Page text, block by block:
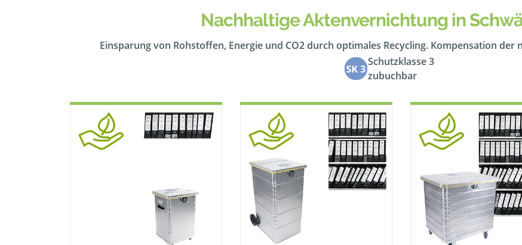
Nachhaltige Aktenvernichtung in
Einsparung von Rohstoffen, Energie und CO2 durch optimales Recycling. Kompensation
Schutzklasse 3
zubuchbar